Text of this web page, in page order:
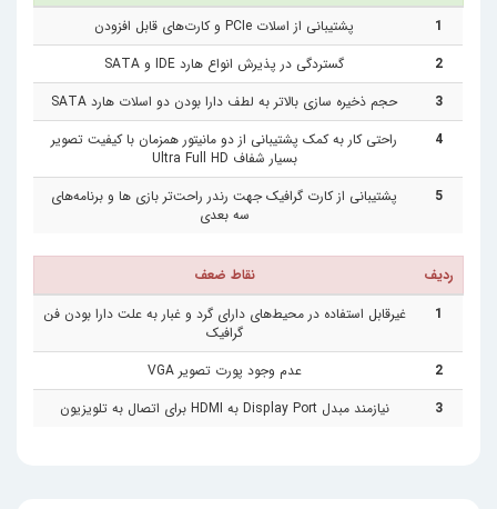
1
پشتیبانی از اسلات PCIe و کارت‌های قابل افزودن
2
گستردگی در پذیرش انواع هارد IDE و SATA
3
حجم ذخیره سازی بالاتر به لطف دارا بودن دو اسلات هارد SATA
4
راحتی کار به کمک پشتیبانی از دو مانیتور همزمان با کیفیت تصویر
بسیار شفاف Ultra Full HD
5
پشتیبانی از کارت گرافیک جهت رندر راحت‌تر بازی ها و برنامه‌های
سه بعدی
ردیف
نقاط ضعف
1
غیرقابل استفاده در محیط‌های دارای گرد و غبار به علت دارا بودن فن
گرافیک
2
عدم وجود پورت تصویر VGA
3
نیازمند مبدل Display Port به HDMI برای اتصال به تلویزیون